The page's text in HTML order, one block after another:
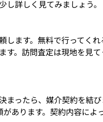
詳しく見てみましょう。
します。無料で行ってく
す。訪問査定は現地を見
まったら、媒介契約を結
あります。契約内容によ